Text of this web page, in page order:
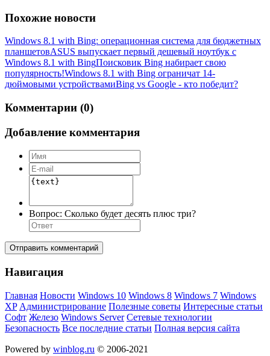
Похожие новости
Windows 8.1 with Bing: операционная система для бюджетных
планшетовASUS выпускает первый дешевый ноутбук с
Windows 8.1 with BingПоисковик Bing набирает свою
популярность!Windows 8.1 with Bing ограничат 14-
дюймовыми устройствамиBing vs Google - кто победит?
Комментарии (0)
Добавление комментария
Вопрос: Сколько будет десять плюс три?
Отправить комментарий
Навигация
Главная Новости Windows 10 Windows 8 Windows 7 Windows
XP Администрирование Полезные советы Интересные статьи
Софт Железо Windows Server Сетевые технологии
Безопасность Все последние статьи Полная версия сайта
Powered by winblog.ru © 2006-2021